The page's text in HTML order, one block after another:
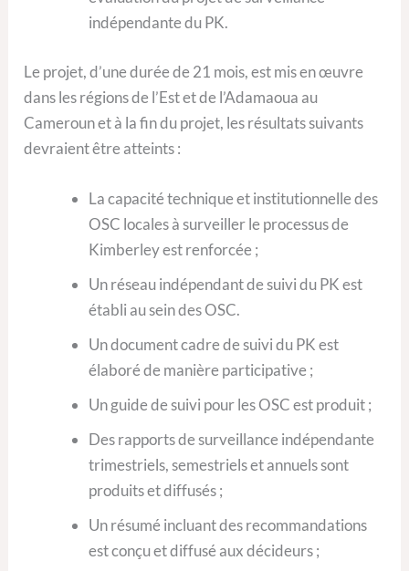
indépendante du PK.
Le projet, d’une durée de 21 mois, est mis en œuvre
dans les régions de l’Est et de l’Adamaoua au
Cameroun et à la fin du projet, les résultats suivants
devraient être atteints :
La capacité technique et institutionnelle des
OSC locales à surveiller le processus de
Kimberley est renforcée ;
Un réseau indépendant de suivi du PK est
établi au sein des OSC.
Un document cadre de suivi du PK est
élaboré de manière participative ;
Un guide de suivi pour les OSC est produit ;
Des rapports de surveillance indépendante
trimestriels, semestriels et annuels sont
produits et diffusés ;
Un résumé incluant des recommandations
est conçu et diffusé aux décideurs ;